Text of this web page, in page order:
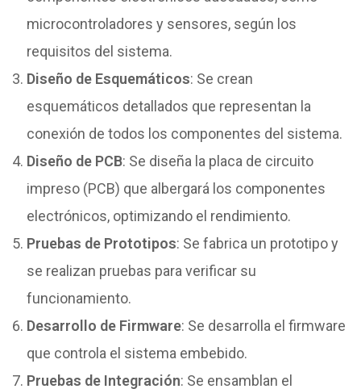
microcontroladores y sensores, según los
requisitos del sistema.
Diseño de Esquemáticos: Se crean
esquemáticos detallados que representan la
conexión de todos los componentes del sistema.
Diseño de PCB: Se diseña la placa de circuito
impreso (PCB) que albergará los componentes
electrónicos, optimizando el rendimiento.
Pruebas de Prototipos: Se fabrica un prototipo y
se realizan pruebas para verificar su
funcionamiento.
Desarrollo de Firmware: Se desarrolla el firmware
que controla el sistema embebido.
Pruebas de Integración: Se ensamblan el